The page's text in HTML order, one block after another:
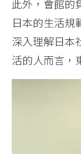
此外，會館的
日本的生活規
深入理解日本
活的人而言，